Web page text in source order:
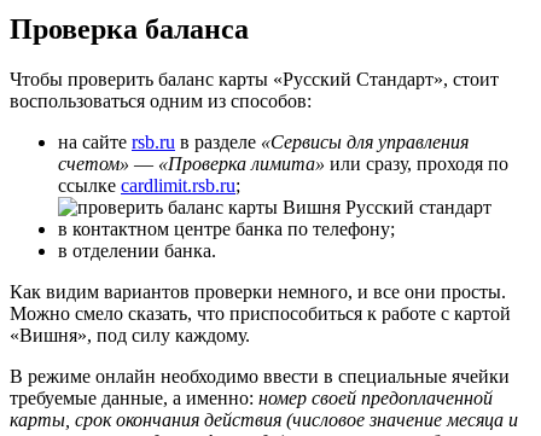
Проверка баланса
Чтобы проверить баланс карты «Русский Стандарт», стоит
воспользоваться одним из способов:
на сайте rsb.ru в разделе «Сервисы для управления
счетом» — «Проверка лимита» или сразу, проходя по
ссылке cardlimit.rsb.ru;
в контактном центре банка по телефону;
в отделении банка.
Как видим вариантов проверки немного, и все они просты.
Можно смело сказать, что приспособиться к работе с картой
«Вишня», под силу каждому.
В режиме онлайн необходимо ввести в специальные ячейки
требуемые данные, а именно: номер своей предоплаченной
карты, срок окончания действия (числовое значение месяца и